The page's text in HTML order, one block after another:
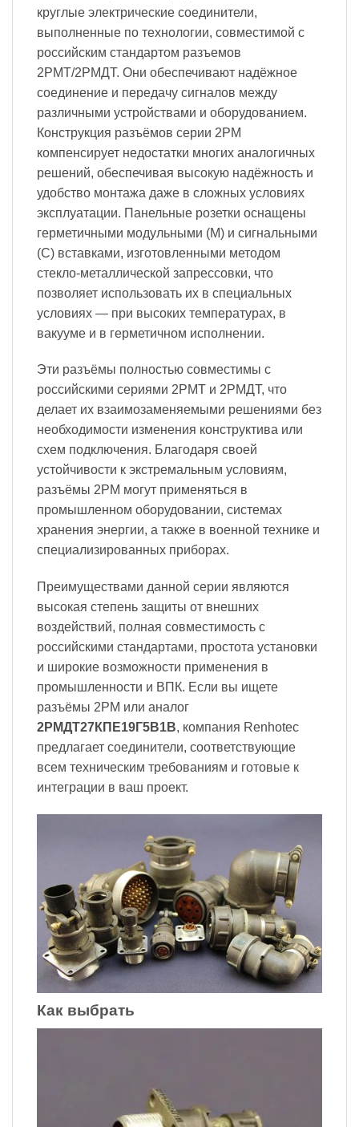
круглые электрические соединители,
выполненные по технологии, совместимой с
российским стандартом разъемов
2РМТ/2РМДТ. Они обеспечивают надёжное
соединение и передачу сигналов между
различными устройствами и оборудованием.
Конструкция разъёмов серии 2PM
компенсирует недостатки многих аналогичных
решений, обеспечивая высокую надёжность и
удобство монтажа даже в сложных условиях
эксплуатации. Панельные розетки оснащены
герметичными модульными (М) и сигнальными
(С) вставками, изготовленными методом
стекло-металлической запрессовки, что
позволяет использовать их в специальных
условиях — при высоких температурах, в
вакууме и в герметичном исполнении.
Эти разъёмы полностью совместимы с
российскими сериями 2РМТ и 2РМДТ, что
делает их взаимозаменяемыми решениями без
необходимости изменения конструктива или
схем подключения. Благодаря своей
устойчивости к экстремальным условиям,
разъёмы 2PM могут применяться в
промышленном оборудовании, системах
хранения энергии, а также в военной технике и
специализированных приборах.
Преимуществами данной серии являются
высокая степень защиты от внешних
воздействий, полная совместимость с
российскими стандартами, простота установки
и широкие возможности применения в
промышленности и ВПК. Если вы ищете
разъёмы 2PM или аналог
2РМДТ27КПЕ19Г5В1В, компания Renhotec
предлагает соединители, соответствующие
всем техническим требованиям и готовые к
интеграции в ваш проект.
Как выбрать